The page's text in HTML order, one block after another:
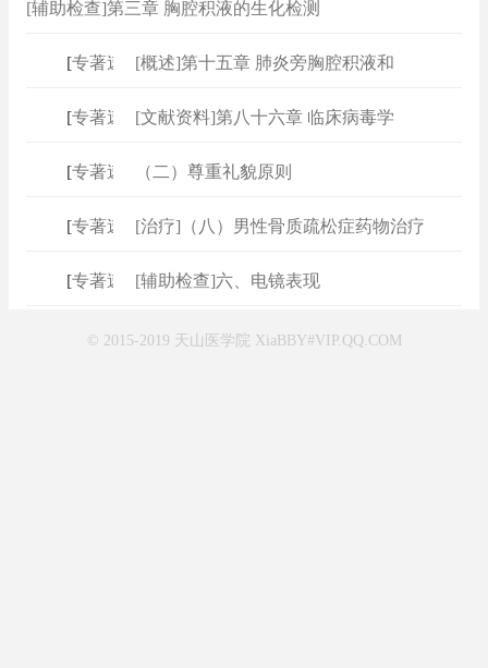
[辅助检查]第三章 胸腔积液的生化检测
专著速查 ]
[概述]第十五章 肺炎旁胸腔积液和
专著速查 ]
[文献资料]第八十六章 临床病毒学
专著速查 （二）尊重礼貌原则
专著速查 ]
[治疗]（八）男性骨质疏松症药物治疗
专著速查 ]
[辅助检查]六、电镜表现
© 2015-2019 天山医学院 XiaBBY#VIP.QQ.COM